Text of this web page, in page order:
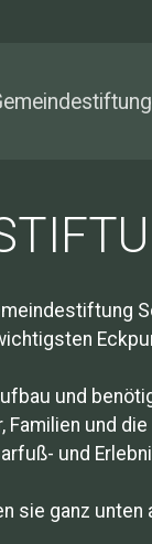
und
und
und
sie ganz unten